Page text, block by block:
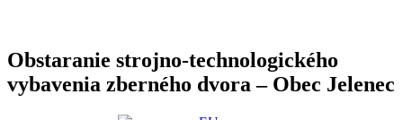
Obstaranie strojno-technologického
vybavenia zberného dvora – Obec Jelenec